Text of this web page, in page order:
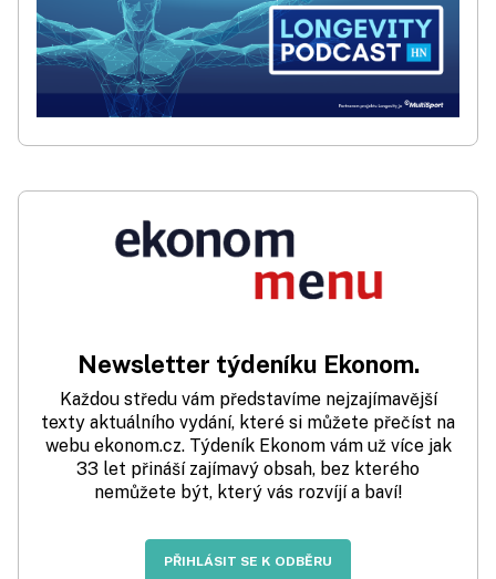
Newsletter týdeníku Ekonom.
Každou středu vám představíme nejzajímavější
texty aktuálního vydání, které si můžete přečíst na
webu ekonom.cz. Týdeník Ekonom vám už více jak
33 let přináší zajímavý obsah, bez kterého
nemůžete být, který vás rozvíjí a baví!
PŘIHLÁSIT SE K ODBĚRU